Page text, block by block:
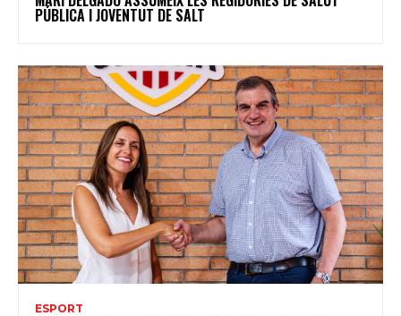
PÚBLICA I JOVENTUT DE SALT
ESPORT